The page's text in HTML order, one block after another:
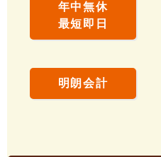
年中無休
最短即日
明朗会計